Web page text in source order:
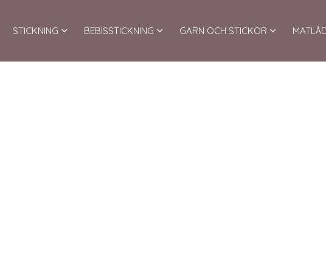
STICKNING BEBISSTICKNING GARN OCH STICKOR